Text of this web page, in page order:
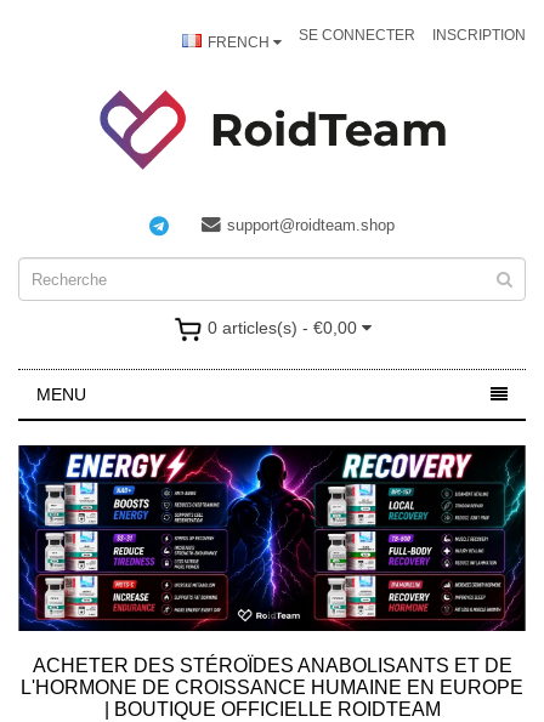
FRENCH SE CONNECTER INSCRIPTION
support@roidteam.shop
0 articles(s) - €0,00
MENU
ACHETER DES STÉROÏDES ANABOLISANTS ET DE
L'HORMONE DE CROISSANCE HUMAINE EN EUROPE
| BOUTIQUE OFFICIELLE ROIDTEAM